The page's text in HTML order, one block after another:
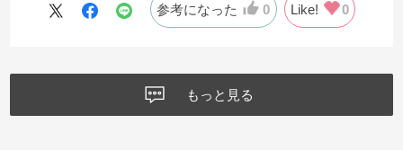
参考になった 0 Like! 0
もっと見る